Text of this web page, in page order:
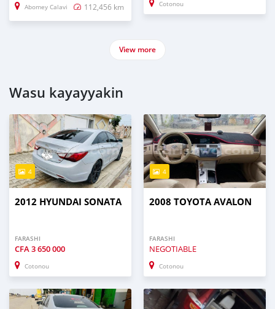
Abomey Calavi 112,456 km Cotonou
View more
Wasu kayayyakin
4
2012 HYUNDAI SONATA
FARASHI
CFA3 650 000
Cotonou
4
2008 TOYOTA AVALON
FARASHI
NEGOTIABLE
Cotonou